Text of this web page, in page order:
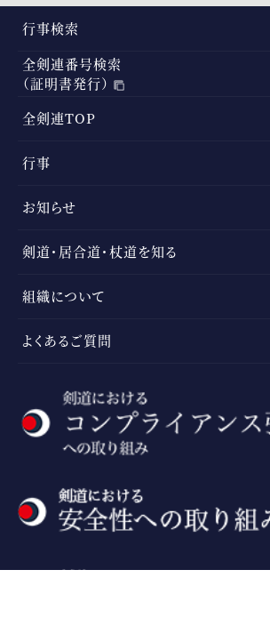
行事検索
全剣連番号検索
（証明書発行）
全剣連TOP
行事
お知らせ
剣道・居合道・杖道を知る
組織について
よくあるご質問